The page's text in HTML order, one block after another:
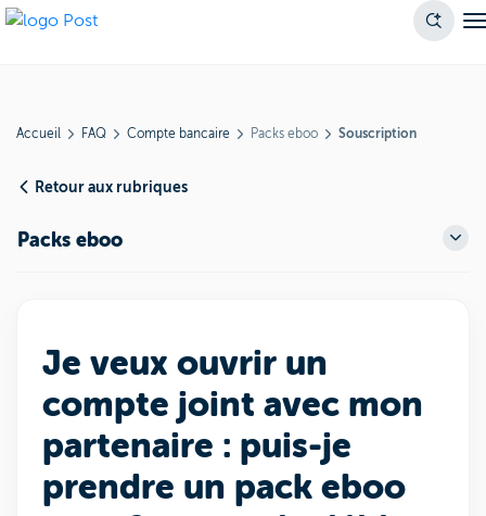
Accueil FAQ Compte bancaire Packs eboo Souscription
Retour aux rubriques
Packs eboo
Je veux ouvrir un
compte joint avec mon
partenaire : puis-je
prendre un pack eboo